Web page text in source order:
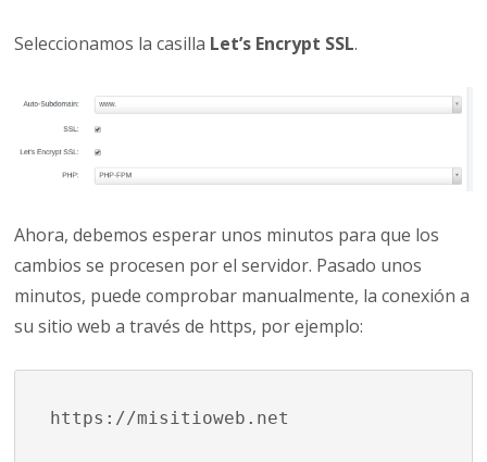
Seleccionamos la casilla Let’s Encrypt SSL.
Ahora, debemos esperar unos minutos para que los
cambios se procesen por el servidor. Pasado unos
minutos, puede comprobar manualmente, la conexión a
su sitio web a través de https, por ejemplo:
https://misitioweb.net